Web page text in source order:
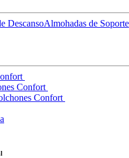
DescansoAlmohadas de Soporte
Confort
Confort